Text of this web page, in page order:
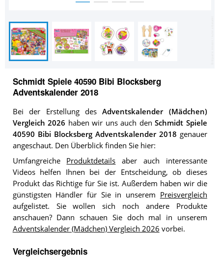
Schmidt Spiele 40590 Bibi Blocksberg
Adventskalender 2018
Bei der Erstellung desAdventskalender (Mädchen)
Vergleich 2026 haben wir uns auch denSchmidt Spiele
40590 Bibi Blocksberg Adventskalender 2018 genauer
angeschaut. Den Überblick finden Sie hier:
Umfangreiche Produktdetails aber auch interessante
Videos helfen Ihnen bei der Entscheidung, ob dieses
Produkt das Richtige für Sie ist. Außerdem haben wir die
günstigsten Händler für Sie in unserem Preisvergleich
aufgelistet. Sie wollen sich noch andere Produkte
anschauen? Dann schauen Sie doch mal in unserem
Adventskalender (Mädchen) Vergleich 2026 vorbei.
Vergleichsergebnis